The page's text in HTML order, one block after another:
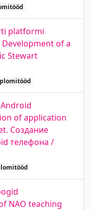
platformi
of a
Stewart
of application
Создание
телефона /
NAO teaching